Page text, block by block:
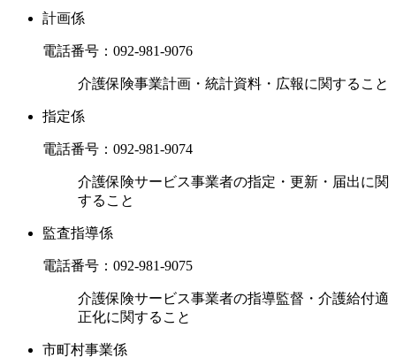
計画係
電話番号： 092-981-9076
介護保険事業計画・統計資料・広報に関すること
指定係
電話番号： 092-981-9074
介護保険サービス事業者の指定・更新・届出に関
すること
監査指導係
電話番号： 092-981-9075
介護保険サービス事業者の指導監督・介護給付適
正化に関すること
市町村事業係